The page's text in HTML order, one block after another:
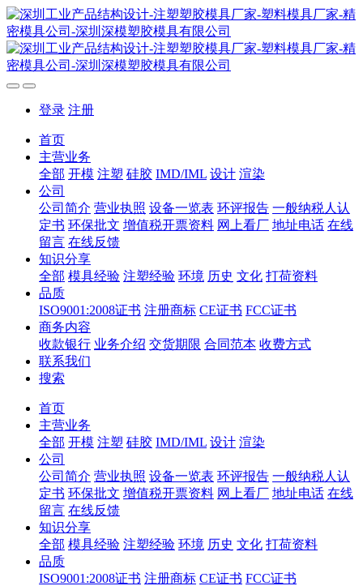
登录 注册
首页
主营业务
全部 开模 注塑 硅胶 IMD/IML 设计 渲染
公司
公司简介 营业执照 设备一览表 环评报告 一般纳税人认
定书 环保批文 增值税开票资料 网上看厂 地址电话 在线
留言 在线反馈
知识分享
全部 模具经验 注塑经验 环境 历史 文化 打荷资料
品质
ISO9001:2008证书 注册商标 CE证书 FCC证书
商务内容
收款银行 业务介绍 交货期限 合同范本 收费方式
联系我们
搜索
首页
主营业务
全部 开模 注塑 硅胶 IMD/IML 设计 渲染
公司
公司简介 营业执照 设备一览表 环评报告 一般纳税人认
定书 环保批文 增值税开票资料 网上看厂 地址电话 在线
留言 在线反馈
知识分享
全部 模具经验 注塑经验 环境 历史 文化 打荷资料
品质
ISO9001:2008证书 注册商标 CE证书 FCC证书